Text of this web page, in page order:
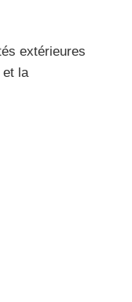
extérieures
la